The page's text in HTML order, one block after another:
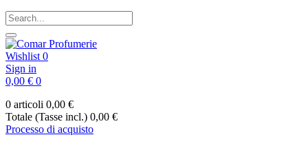
Wishlist 0
Sign in
0,00 € 0
0 articoli 0,00 €
Totale (Tasse incl.) 0,00 €
Processo di acquisto